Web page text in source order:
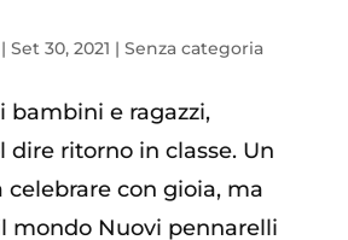
Set 30, 2021 | Senza categoria
bambini e ragazzi,
dire ritorno in classe. Un
con gioia, ma
mondo Nuovi pennarelli